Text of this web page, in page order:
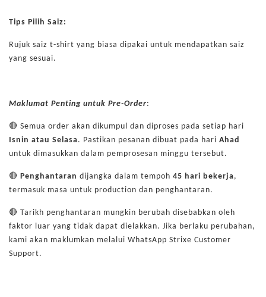
Tips Pilih Saiz:
Rujuk saiz t-shirt yang biasa dipakai untuk mendapatkan saiz
yang sesuai.
Maklumat Penting untuk Pre-Order:
🔴 Semua order akan dikumpul dan diproses pada setiap hari
Isnin atau Selasa. Pastikan pesanan dibuat pada hari Ahad
untuk dimasukkan dalam pemprosesan minggu tersebut.
🔴 Penghantaran dijangka dalam tempoh 45 hari bekerja,
termasuk masa untuk production dan penghantaran.
🔴 Tarikh penghantaran mungkin berubah disebabkan oleh
faktor luar yang tidak dapat dielakkan. Jika berlaku perubahan,
kami akan maklumkan melalui WhatsApp Strixe Customer
Support.